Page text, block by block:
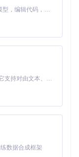
Claude Code 的开源替代方案。连接任意大模型，编辑代码，运行命令，自动验证 — 全自动执行。用 Rust 构建，极致性能。 ｜ An open-source alternative to Claude Code. Connect any LLM, edit code, run commands, and verify changes — autonomously. Built in Rust for speed. Get Started
MiniMax H3 是一个通用的全模态生成系统。它支持对由文本、图像、视频和音频组成的多模态上下文进行统一理解，并能生成分辨率高达 2K、时长可达 15 秒的带原生立体声音频的视频。得益于面向任务泛化的系统设计，H3 在预训练阶段就已具备广泛的多模态上下文理解与生成能力，能够出色地执行复杂的多模态指令。
数据合成框架